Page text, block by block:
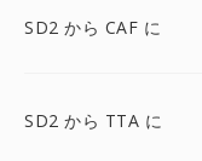
SD2 から CAF に
SD2 から TTA に